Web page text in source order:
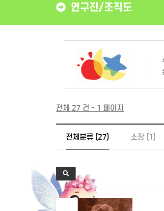
연구진/조직도
전체 27 건 - 1 페이지
전체분류 (27) 소장 (1)